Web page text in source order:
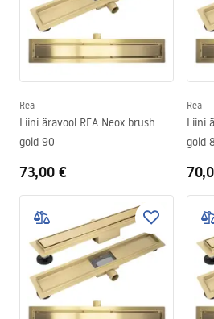
Rea
Liini äravool REA Neox brush
gold 90
73,00 €
Rea
Liini
gold